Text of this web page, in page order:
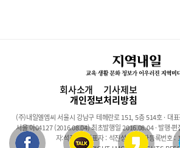
회사소개 기사제보
개인정보처리방침
(주)내일엘엠씨 서울시 강남구 테헤란로 151, 5층 514호 · 대
서울 아04127 (2016.08.04) 최초발행일 2016.08.04 · 발행·편
자:석진성 · 대표자 : 석진성 · 사업자등록번호